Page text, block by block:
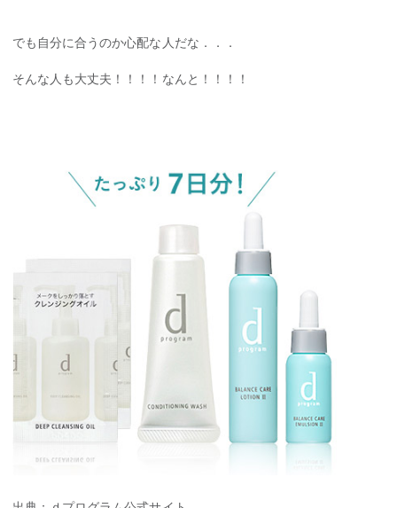
でも自分に合うのか心配な人だな．．．
そんな人も大丈夫！！！！なんと！！！！